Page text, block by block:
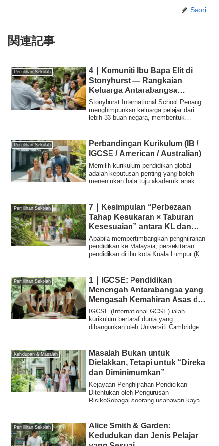
Saori
関連記事
Pemilihan Sekolah
4｜Komuniti Ibu Bapa Elit di
Stonyhurst — Rangkaian
Keluarga Antarabangsa
Berpaksikan Pendidikan
Stonyhurst International School Penang
menghimpunkan keluarga pelajar dari
lebih 33 buah negara, membentuk
Pemilihan Sekolah
Perbandingan Kurikulum (IB /
IGCSE / American / Australian)
Memilih kurikulum pendidikan global
adalah keputusan penting yang boleh
menentukan hala tuju akademik anak
Pemilihan Sekolah
7｜Kesimpulan “Perbezaan
Tahap Kesukaran × Taburan
Kesesuaian” antara KL dan
Pulau Pinang
Apabila mempertimbangkan penghijrahan
pendidikan ke Malaysia, persekitaran
pendidikan di ibu kota Kuala Lumpur (KL)
Pemilihan Sekolah
1｜IGCSE: Pendidikan
Menengah Antarabangsa yang
Mengasah Kemahiran Asas dan
Pemilihan Subjek
IGCSE (International GCSE) ialah
kurikulum bertaraf dunia yang
dibangunkan oleh Universiti Cambridge
Kehidupan & Masalah
Masalah Bukan untuk
Dielakkan, Tetapi untuk “Direka
dan Diminimumkan”
Kejayaan Penghijrahan Pendidikan
Ditentukan oleh Pengurusan
RisikoSebagai seorang usahawan kaya,
Pemilihan Sekolah
Alice Smith & Garden:
Kedudukan dan Jenis Pelajar